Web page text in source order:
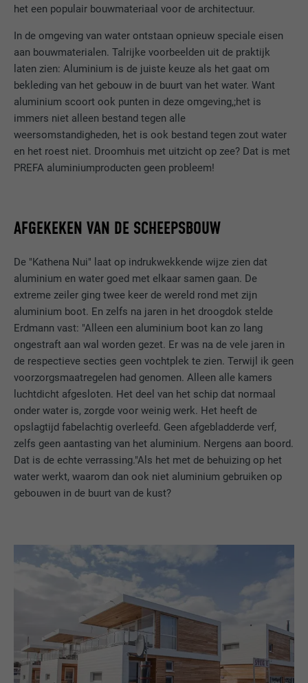
het een populair bouwmateriaal voor de architectuur.
In de omgeving van water ontstaan opnieuw speciale eisen
aan bouwmaterialen. Talrijke voorbeelden uit de praktijk
laten zien: Aluminium is de juiste keuze als het gaat om
bekleding van het gebouw in de buurt van het water. Want
aluminium scoort ook punten in deze omgeving,;het is
immers niet alleen bestand tegen alle
weersomstandigheden, het is ook bestand tegen zout water
en het roest niet. Droomhuis met uitzicht op zee? Dat is met
PREFA aluminiumproducten geen probleem!
AFGEKEKEN VAN DE SCHEEPSBOUW
De "Kathena Nui" laat op indrukwekkende wijze zien dat
aluminium en water goed met elkaar samen gaan. De
extreme zeiler ging twee keer de wereld rond met zijn
aluminium boot. En zelfs na jaren in het droogdok stelde
Erdmann vast: "Alleen een aluminium boot kan zo lang
ongestraft aan wal worden gezet. Er was na de vele jaren in
de respectieve secties geen vochtplek te zien. Terwijl ik geen
voorzorgsmaatregelen had genomen. Alleen alle kamers
luchtdicht afgesloten. Het deel van het schip dat normaal
onder water is, zorgde voor weinig werk. Het heeft de
opslagtijd fabelachtig overleefd. Geen afgebladderde verf,
zelfs geen aantasting van het aluminium. Nergens aan boord.
Dat is de echte verrassing."Als het met de behuizing op het
water werkt, waarom dan ook niet aluminium gebruiken op
gebouwen in de buurt van de kust?